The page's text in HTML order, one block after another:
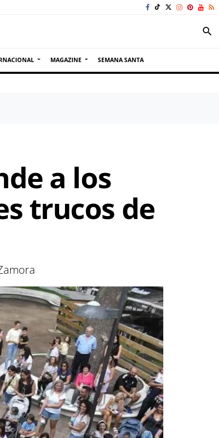
search
MAGAZINE SEMANA SANTA
a los
trucos de